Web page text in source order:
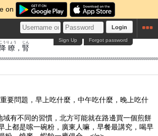
on
Login
Forgot password
Sign Up
降
こう
瞭
りょう
， 腎
じん
要問題，早上吃什麼，中午吃什麼，晚上吃什
域有不同的習慣，北方可能就在路邊買一個煎餅
上都是嗦一碗粉，廣東人嘛，早餐最講究，喝早